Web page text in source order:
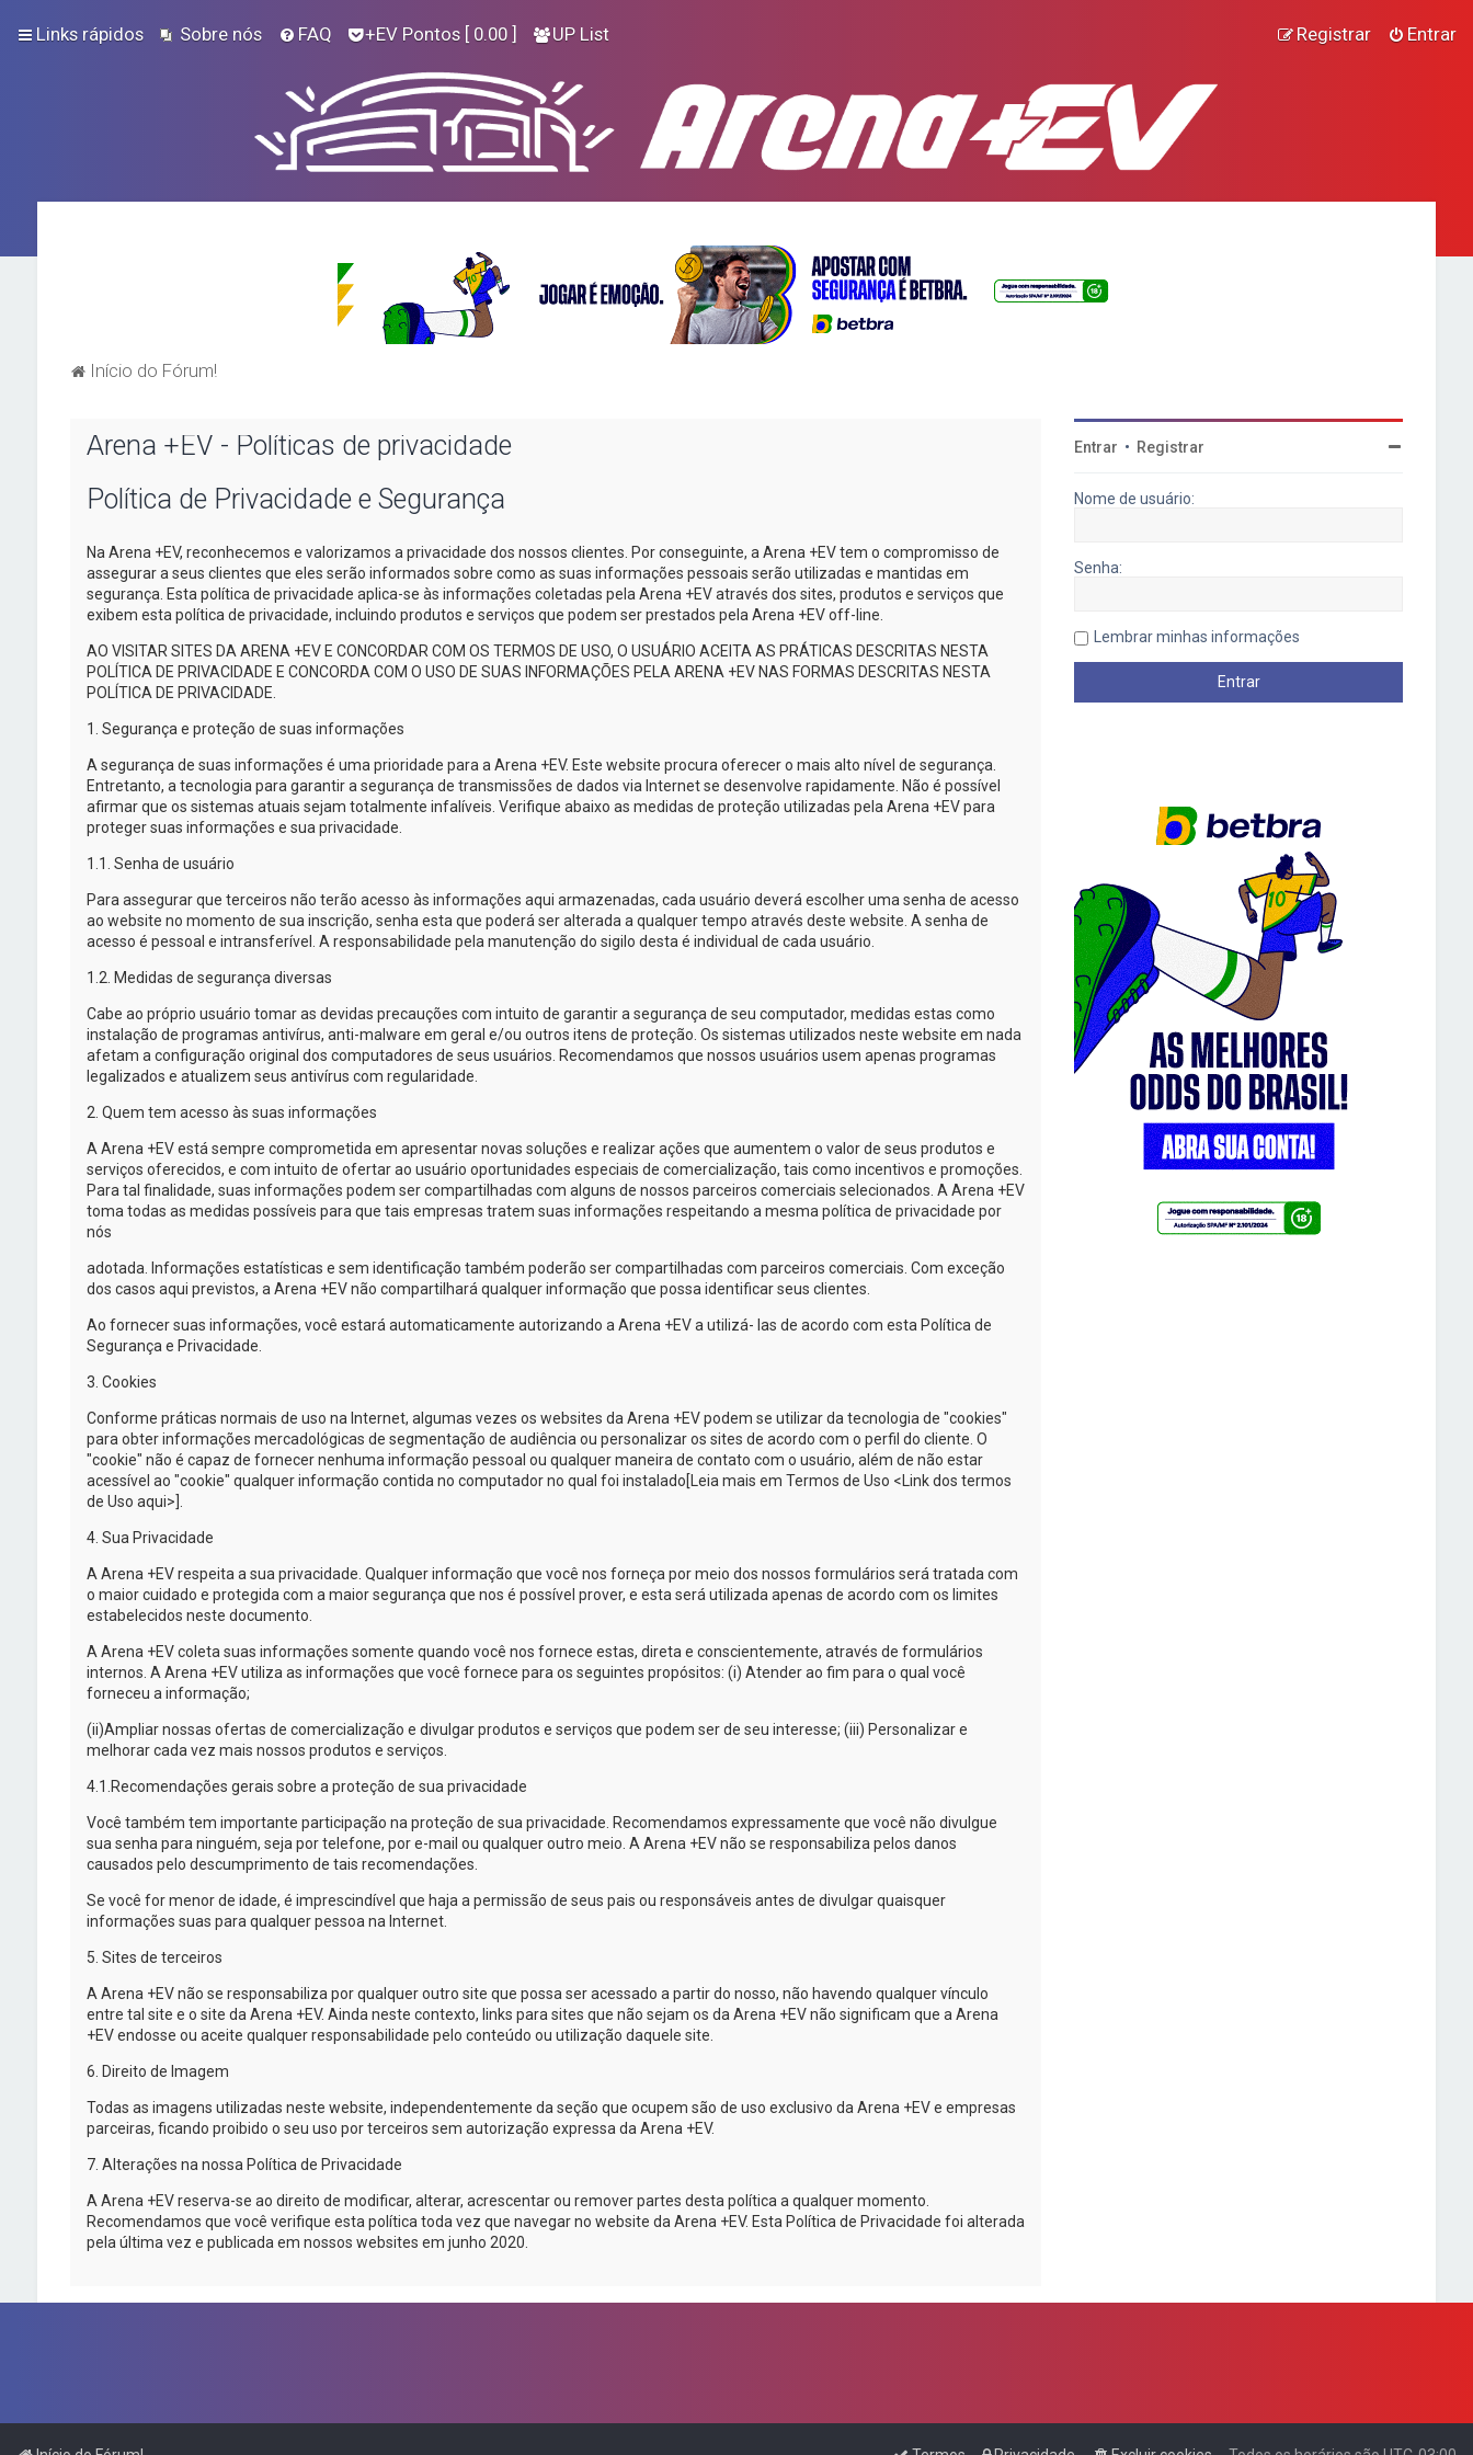
Links rápidos Sobre nós FAQ +EV Pontos [ 0.00 ] UP List Entrar
Registrar
Início do Fórum!
Arena +EV - Políticas de privacidade
Política de Privacidade e Segurança
Na Arena +EV, reconhecemos e valorizamos a privacidade dos nossos clientes. Por conseguinte, a Arena +EVtem o compromisso de
assegurar a seus clientes que eles serão informados sobre como as suas informações pessoais serão utilizadas e mantidas em
segurança. Esta política de privacidade aplica-se às informações coletadas pela Arena +EVatravés dos sites, produtos e serviços que
exibem esta política de privacidade, incluindo produtos e serviços que podem ser prestados pela Arena +EVoff-line.
AO VISITAR SITES DA ARENA +EV E CONCORDAR COM OS TERMOS DE USO, O USUÁRIO ACEITA AS PRÁTICAS DESCRITAS NESTA
POLÍTICA DE PRIVACIDADE E CONCORDA COM O USO DE SUAS INFORMAÇÕES PELA ARENA +EV NAS FORMAS DESCRITAS NESTA
POLÍTICA DE PRIVACIDADE.
1. Segurança e proteção de suas informações
A segurança de suas informações é uma prioridade para a Arena +EV. Este website procura oferecer o mais alto nível de segurança.
Entretanto, a tecnologia para garantir a segurança de transmissões de dados via Internet se desenvolve rapidamente. Não é possível
afirmar que os sistemas atuais sejam totalmente infalíveis. Verifique abaixo as medidas de proteção utilizadas pela Arena +EVpara
proteger suas informações e sua privacidade.
1.1. Senha de usuário
Para assegurar que terceiros não terão acesso às informações aqui armazenadas, cada usuário deverá escolher uma senha de acesso
ao website no momento de sua inscrição, senha esta que poderá ser alterada a qualquer tempo através deste website. A senha de
acesso é pessoal e intransferível. A responsabilidade pela manutenção do sigilo desta é individual de cada usuário.
1.2. Medidas de segurança diversas
Cabe ao próprio usuário tomar as devidas precauções com intuito de garantir a segurança de seu computador, medidas estas como
instalação de programas antivírus, anti-malware em geral e/ou outros itens de proteção. Os sistemas utilizados neste website em nada
afetam a configuração original dos computadores de seus usuários. Recomendamos que nossos usuários usem apenas programas
legalizados e atualizem seus antivírus com regularidade.
2. Quem tem acesso às suas informações
A Arena +EVestá sempre comprometida em apresentar novas soluções e realizar ações que aumentem o valor de seus produtos e
serviços oferecidos, e com intuito de ofertar ao usuário oportunidades especiais de comercialização, tais como incentivos e promoções.
Para tal finalidade, suas informações podem ser compartilhadas com alguns de nossos parceiros comerciais selecionados. A Arena +EV
toma todas as medidas possíveis para que tais empresas tratem suas informações respeitando a mesma política de privacidade por
nós
adotada. Informações estatísticas e sem identificação também poderão ser compartilhadas com parceiros comerciais. Com exceção
dos casos aqui previstos, a Arena +EVnão compartilhará qualquer informação que possa identificar seus clientes.
Ao fornecer suas informações, você estará automaticamente autorizando a Arena +EVa utilizá- las de acordo com esta Política de
Segurança e Privacidade.
3. Cookies
Conforme práticas normais de uso na Internet, algumas vezes os websites da Arena +EVpodem se utilizar da tecnologia de "cookies"
para obter informações mercadológicas de segmentação de audiência ou personalizar os sites de acordo com o perfil do cliente. O
"cookie" não é capaz de fornecer nenhuma informação pessoal ou qualquer maneira de contato com o usuário, além de não estar
acessível ao "cookie" qualquer informação contida no computador no qual foi instalado[Leia mais em Termos de Uso <Link dos termos
de Uso aqui>].
4. Sua Privacidade
A Arena +EVrespeita a sua privacidade. Qualquer informação que você nos forneça por meio dos nossos formulários será tratada com
o maior cuidado e protegida com a maior segurança que nos é possível prover, e esta será utilizada apenas de acordo com os limites
estabelecidos neste documento.
A Arena +EVcoleta suas informações somente quando você nos fornece estas, direta e conscientemente, através de formulários
internos. A Arena +EVutiliza as informações que você fornece para os seguintes propósitos: (i) Atender ao fim para o qual você
forneceu a informação;
(ii)Ampliar nossas ofertas de comercialização e divulgar produtos e serviços que podem ser de seu interesse; (iii) Personalizar e
melhorar cada vez mais nossos produtos e serviços.
4.1. Recomendações gerais sobre a proteção de sua privacidade
Você também tem importante participação na proteção de sua privacidade. Recomendamos expressamente que você não divulgue
sua senha para ninguém, seja por telefone, pore-mail ou qualquer outro meio. A Arena +EVnão se responsabiliza pelos danos
causados pelo descumprimento de tais recomendações.
Se você for menor de idade, é imprescindível que haja a permissão de seus pais ou responsáveis antes de divulgar quaisquer
informações suas para qualquer pessoa na Internet.
5. Sites de terceiros
A Arena +EVnão se responsabiliza por qualquer outro site que possa ser acessado a partir do nosso, não havendo qualquer vínculo
entre tal site e o site da Arena +EV. Ainda neste contexto, links para sites que não sejam os da Arena +EVnão significam que a Arena
+EVendosse ou aceite qualquer responsabilidade pelo conteúdo ou utilização daquele site.
6. Direito de Imagem
Todas as imagens utilizadas neste website, independentemente da seção que ocupem são de uso exclusivo da Arena +EVe empresas
parceiras, ficando proibido o seu uso por terceiros sem autorização expressa da Arena +EV.
7. Alterações na nossa Política de Privacidade
A Arena +EVreserva-se ao direito de modificar, alterar, acrescentar ou remover partes desta política a qualquer momento.
Recomendamos que você verifique esta política toda vez que navegar no website da Arena +EV. Esta Política de Privacidade foi alterada
pela última vez e publicada em nossos websites em junho 2020.
Entrar • Registrar
Nome de usuário:
Senha:
Lembrar minhas informações